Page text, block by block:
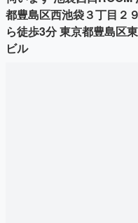
都豊島区西池袋３丁目２
ら徒歩3分 東京都豊島区
ビル